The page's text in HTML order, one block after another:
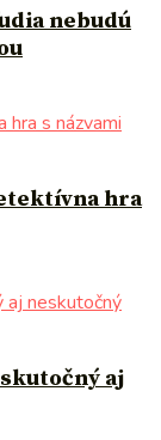
nebudú
hra
aj